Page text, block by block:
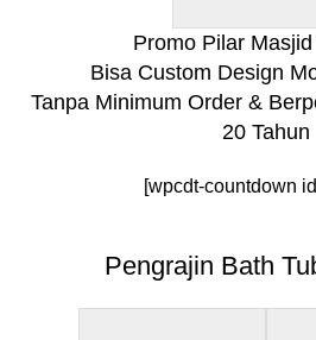
Promo Pilar
Bisa Custom Design
Tanpa Minimum Order &
20 Tahun
[wpcdt-countdown
Pengrajin Bath